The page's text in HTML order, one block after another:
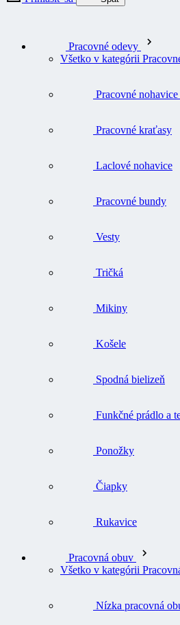
Pracovné odevy
Všetko v kategórii
Pracovné
Pracovné kraťasy
Laclové nohavice
Pracovné bundy
Vesty
Tričká
Mikiny
Košele
Spodná bielizeň
Funkčné prádlo a
Ponožky
Čiapky
Rukavice
Pracovná obuv
Všetko v kategórii
Nízka pracovná